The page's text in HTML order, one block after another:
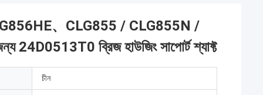
、CLG855 / CLG855N /
ব্রিজ হাউজিং সাপোর্ট শ্যাফ্ট
চীন